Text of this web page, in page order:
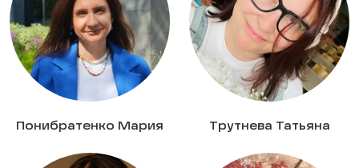
Понибратенко Мария Трутнева Татьяна